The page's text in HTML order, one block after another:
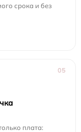
срока и без
05
плата: